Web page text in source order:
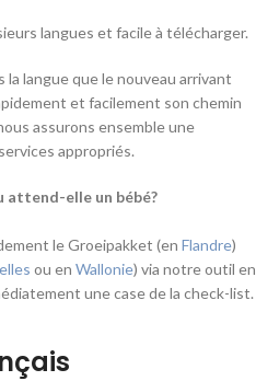
langues et facile à télécharger.
langue que le nouveau arrivant
et facilement son chemin
assurons ensemble une
appropriés.
attend-elle un bébé?
le Groeipakket (en Flandre)
ou en Wallonie) via notre outil en
une case de la check-list.